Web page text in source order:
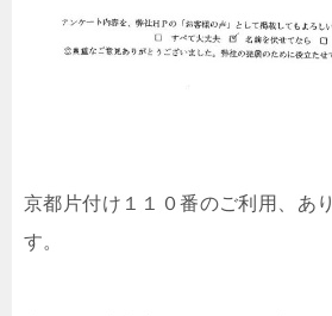
京都片付け１１０番のご利用、あ
す。